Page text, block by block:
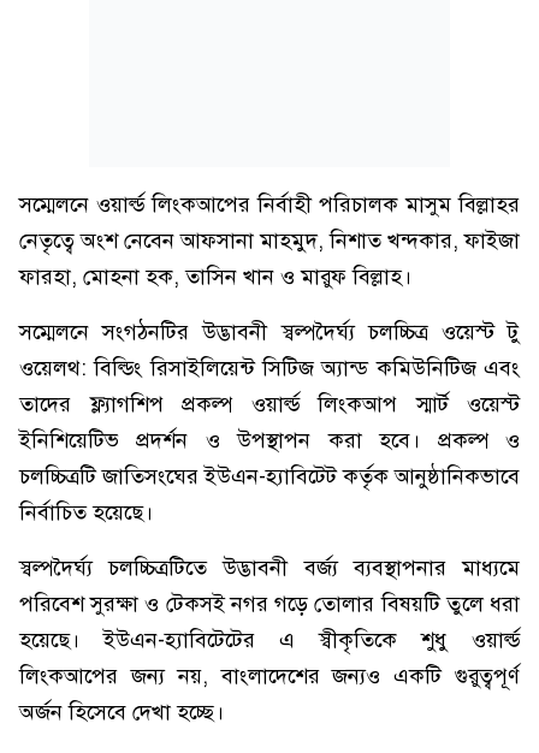
সম্মেলনে ওয়ার্ল্ড লিংকআপের নির্বাহী পরিচালক মাসুম বিল্লাহর
নেতৃত্বে অংশ নেবেন আফসানা মাহমুদ, নিশাত খন্দকার, ফাইজা
ফারহা, মোহনা হক, তাসিন খান ও মারুফ বিল্লাহ।
সম্মেলনে সংগঠনটির উদ্ভাবনী স্বল্পদৈর্ঘ্য চলচ্চিত্র ওয়েস্ট টু
ওয়েলথ: বিল্ডিং রিসাইলিয়েন্ট সিটিজ অ্যান্ড কমিউনিটিজ এবং
তাদের ফ্ল্যাগশিপ প্রকল্প ওয়ার্ল্ড লিংকআপ স্মার্ট ওয়েস্ট
ইনিশিয়েটিভ প্রদর্শন ও উপস্থাপন করা হবে। প্রকল্প ও
চলচ্চিত্রটি জাতিসংঘের ইউএন-হ্যাবিটেট কর্তৃক আনুষ্ঠানিকভাবে
নির্বাচিত হয়েছে।
স্বল্পদৈর্ঘ্য চলচ্চিত্রটিতে উদ্ভাবনী বর্জ্য ব্যবস্থাপনার মাধ্যমে
পরিবেশ সুরক্ষা ও টেকসই নগর গড়ে তোলার বিষয়টি তুলে ধরা
হয়েছে। ইউএন-হ্যাবিটেটের এ স্বীকৃতিকে শুধু ওয়ার্ল্ড
লিংকআপের জন্য নয়, বাংলাদেশের জন্যও একটি গুরুত্বপূর্ণ
অর্জন হিসেবে দেখা হচ্ছে।